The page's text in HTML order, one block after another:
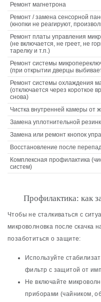
Ремонт магнетрона
Ремонт / замена сенсорной
(кнопки не реагируют,
Ремонт платы управления
(не включается, не греет, не
тарелку и т.п.)
Ремонт системы
(при открытии дверцы
Ремонт системы охлаждения
(отключается через короткое
снова)
Чистка внутренней камеры от
Замена уплотнительной
Замена или ремонт кнопок
Восстановление после
Комплексная профилактика
систем)
Профилактика: как
Чтобы не сталкиваться с
микроволновка после скачка
позаботиться о защите:
Используйте
фильтр с защитой от
Не включайте
приборами (чайником,